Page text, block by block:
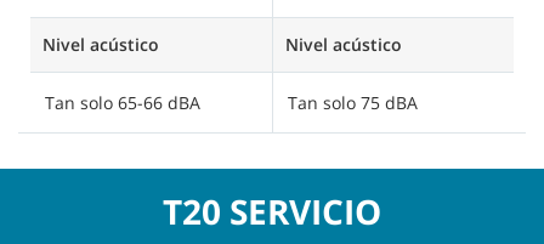
Nivel acústico
Tan solo 65-66 dBA
Nivel acústico
Tan solo 75 dBA
T20 SERVICIO